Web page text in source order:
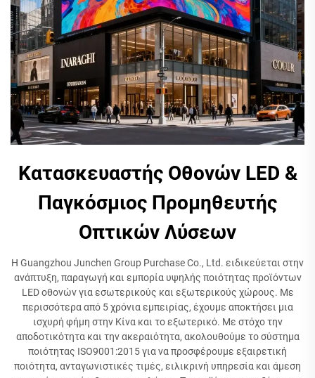
Κατασκευαστής Οθονών LED &
Παγκόσμιος Προμηθευτής
Οπτικών Λύσεων
Η Guangzhou Junchen Group Purchase Co., Ltd. ειδικεύεται στην
ανάπτυξη, παραγωγή και εμπορία υψηλής ποιότητας προϊόντων
LED οθονών για εσωτερικούς και εξωτερικούς χώρους. Με
περισσότερα από 5 χρόνια εμπειρίας, έχουμε αποκτήσει μια
ισχυρή φήμη στην Κίνα και το εξωτερικό. Με στόχο την
αποδοτικότητα και την ακεραιότητα, ακολουθούμε το σύστημα
ποιότητας ISO9001:2015 για να προσφέρουμε εξαιρετική
ποιότητα, ανταγωνιστικές τιμές, ειλικρινή υπηρεσία και άμεση